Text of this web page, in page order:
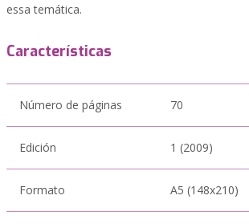
essa temática.
Características
Número de páginas 70
Edición 1 (2009)
Formato A5 (148x210)